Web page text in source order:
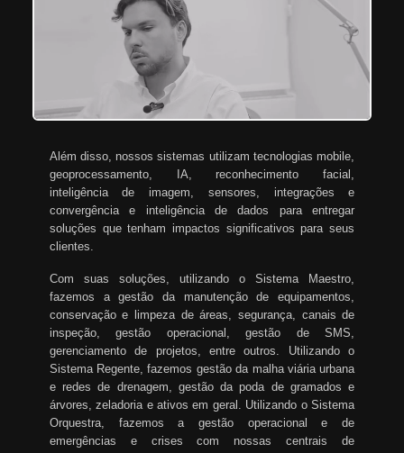
Além disso, nossos sistemas utilizam tecnologias mobile,
geoprocessamento, IA, reconhecimento facial,
inteligência de imagem, sensores, integrações e
convergência e inteligência de dados para entregar
soluções que tenham impactos significativos para seus
clientes.
Com suas soluções, utilizando o Sistema Maestro,
fazemos a gestão da manutenção de equipamentos,
conservação e limpeza de áreas, segurança, canais de
inspeção, gestão operacional, gestão de SMS,
gerenciamento de projetos, entre outros. Utilizando o
Sistema Regente, fazemos gestão da malha viária urbana
e redes de drenagem, gestão da poda de gramados e
árvores, zeladoria e ativos em geral. Utilizando o Sistema
Orquestra, fazemos a gestão operacional e de
emergências e crises com nossas centrais de